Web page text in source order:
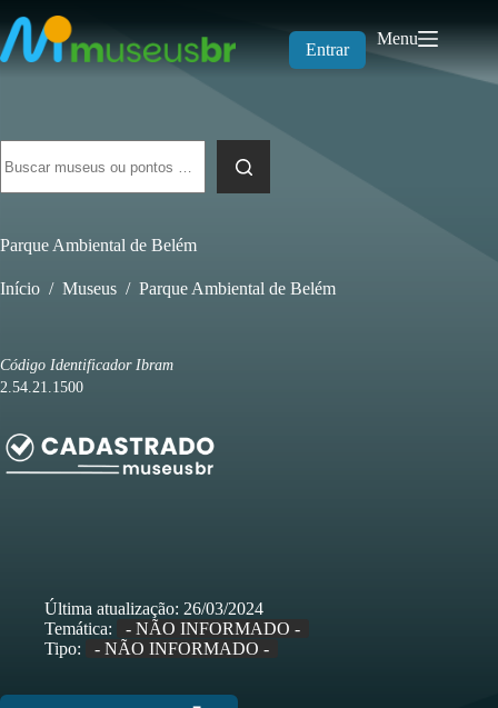
para
o
conteúdo
Entrar
Menu
resultados
Parque Ambiental de Belém
Início / Museus / Parque Ambiental de Belém
Código Identificador Ibram
2.54.21.1500
Última atualização: 26/03/2024
Temática:
- NÃO INFORMADO -
Tipo:
- NÃO INFORMADO -